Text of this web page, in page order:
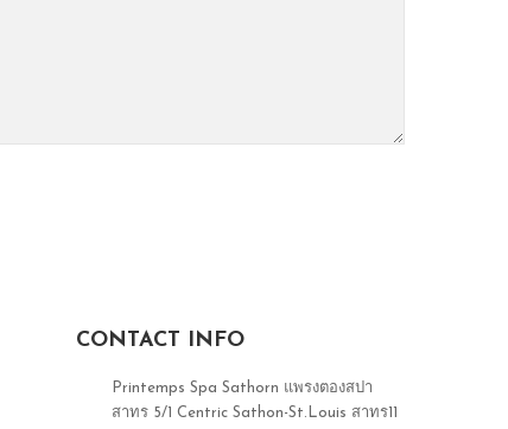
CONTACT INFO
Printemps Spa Sathorn แพรงตองสปา
สาทร 5/1 Centric Sathon-St.Louis สาทร11